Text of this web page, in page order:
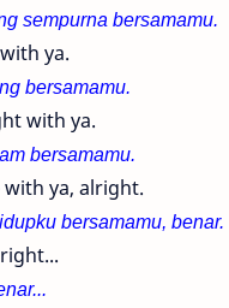
sempurna bersamamu.
ya.
bersamamu.
with ya.
bersamamu.
ya, alright.
bersamamu, benar.